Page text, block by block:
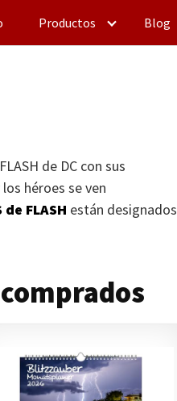
Productos Blog
FLASH de DC con sus
héroes se ven
de FLASH están designados